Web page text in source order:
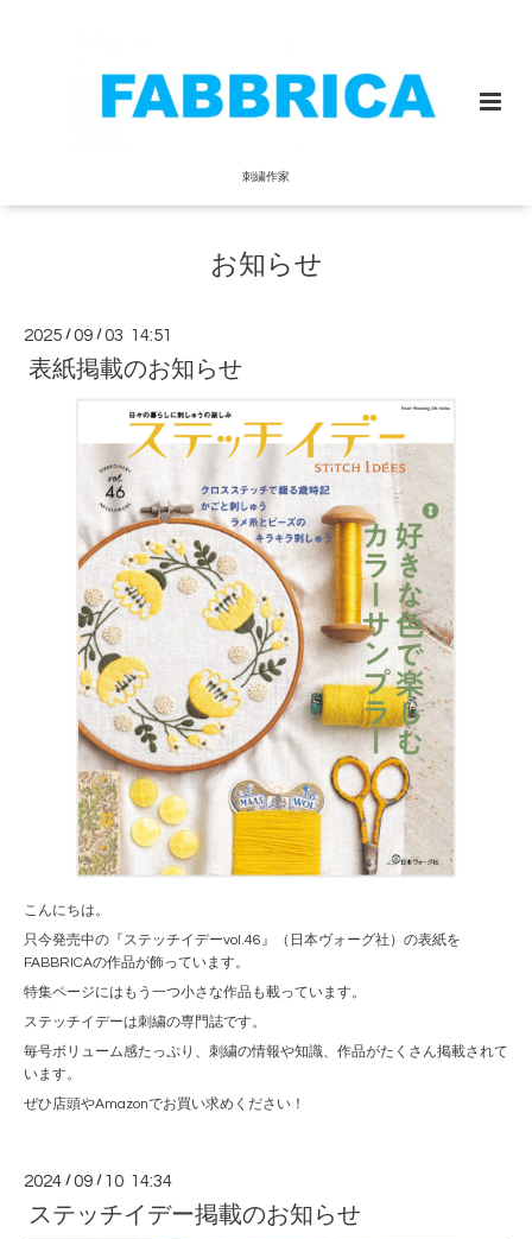
刺繍作家
お知らせ
2025 /09 /03 14:51
表紙掲載のお知らせ
こんにちは。
只今発売中の『ステッチイデーvol.46』（日本ヴォーグ社）の表紙を
FABBRICAの作品が飾っています。
特集ページにはもう一つ小さな作品も載っています。
ステッチイデーは刺繍の専門誌です。
毎号ボリューム感たっぷり、刺繍の情報や知識、作品がたくさん掲載されて
います。
ぜひ店頭やAmazonでお買い求めください！
2024 /09 / 10 14:34
ステッチイデー掲載のお知らせ